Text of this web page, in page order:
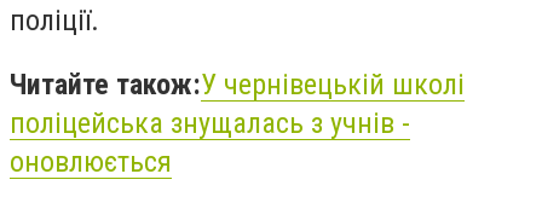
поліції.
Читайте також:У чернівецькій школі
поліцейська знущалась з учнів -
оновлюється